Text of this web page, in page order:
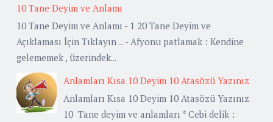
10 Tane Deyim ve Anlamı
10 Tane Deyim ve Anlamı - 1 20 Tane Deyim ve
Açıklaması İçin Tıklayın ... - Afyonu patlamak : Kendine
gelememek , üzerindek...
Anlamları Kısa 10 Deyim 10 Atasözü Yazınız
Anlamları Kısa 10 Deyim 10 Atasözü Yazınız
10 Tane deyim ve anlamları * Cebi delik :